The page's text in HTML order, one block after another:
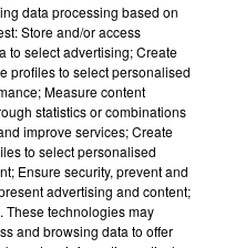
ED SHEERAN
Sapphire
data processing based on
Store and/or access
to select advertising; Create
profiles to select personalised
Measure content
statistics or combinations
improve services; Create
to select personalised
Ensure security, prevent and
advertising and content;
These technologies may
and browsing data to offer